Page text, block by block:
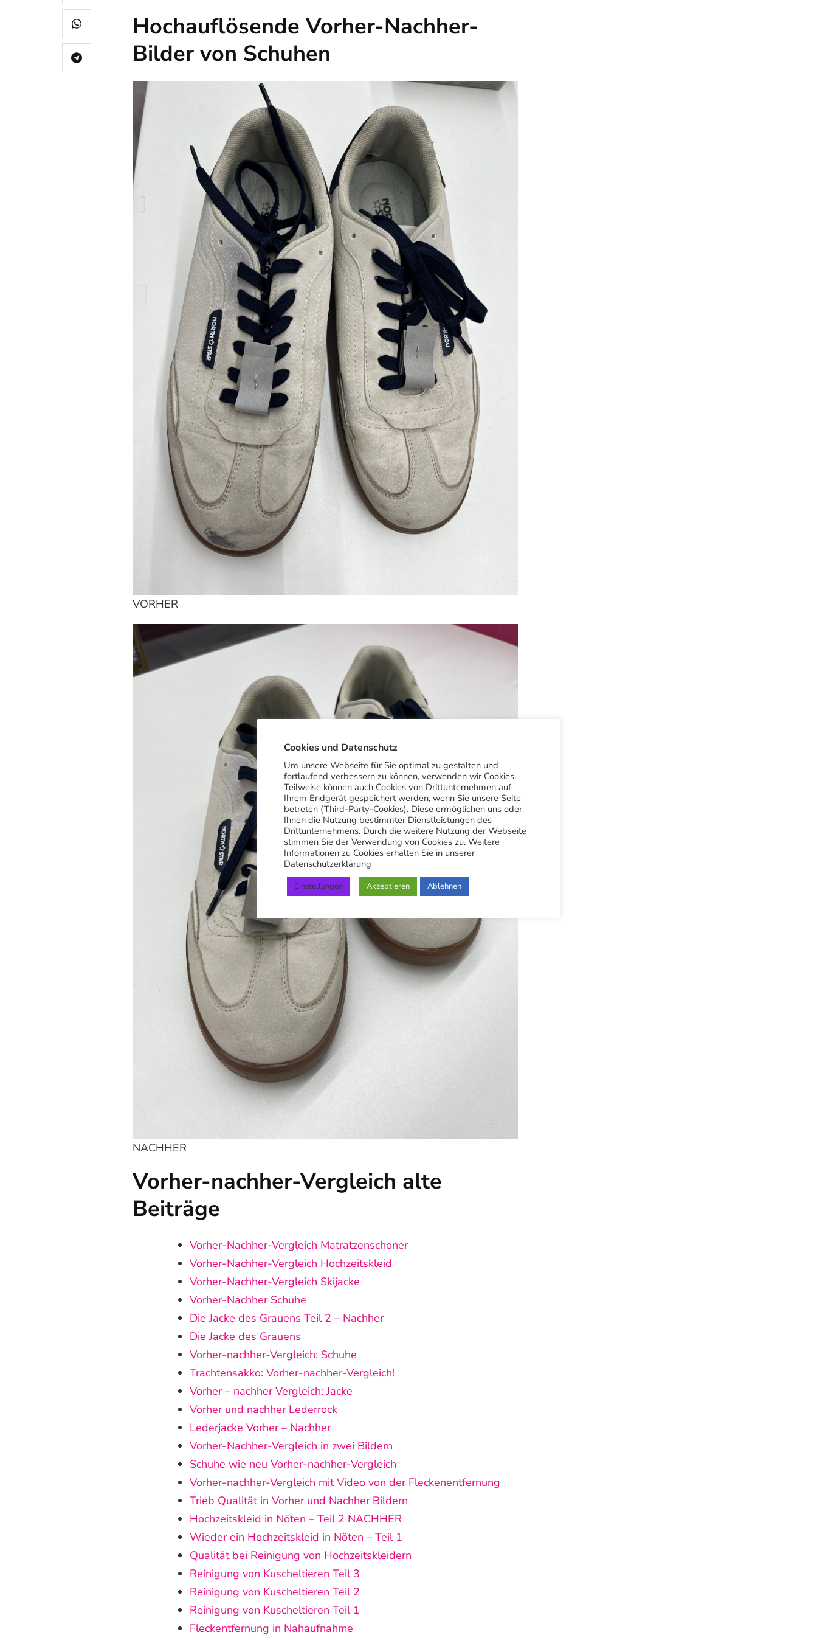
Hochauflösende Vorher-Nachher-
Bilder von Schuhen
VORHER
NACHHER
Vorher-nachher-Vergleich alte
Beiträge
Vorher‑Nachher‑Vergleich Matratzenschoner
Vorher-Nachher-Vergleich Hochzeitskleid
Vorher-Nachher-Vergleich Skijacke
Vorher-Nachher Schuhe
Die Jacke des Grauens Teil 2 – Nachher
Die Jacke des Grauens
Vorher-nachher-Vergleich: Schuhe
Trachtensakko: Vorher-nachher-Vergleich!
Vorher – nachher Vergleich: Jacke
Vorher und nachher Lederrock
Lederjacke Vorher – Nachher
Vorher-Nachher-Vergleich in zwei Bildern
Schuhe wie neu Vorher-nachher-Vergleich
Vorher-nachher-Vergleich mit Video von der Fleckenentfernung
Trieb Qualität in Vorher und Nachher Bildern
Hochzeitskleid in Nöten – Teil 2 NACHHER
Wieder ein Hochzeitskleid in Nöten – Teil 1
Qualität bei Reinigung von Hochzeitskleidern
Reinigung von Kuscheltieren Teil 3
Reinigung von Kuscheltieren Teil 2
Reinigung von Kuscheltieren Teil 1
Fleckentfernung in Nahaufnahme
Cookies und Datenschutz
Um unsere Webseite für Sie optimal zu gestalten und
fortlaufend verbessern zu können, verwenden wir Cookies.
Teilweise können auch Cookies von Drittunternehmen auf
Ihrem Endgerät gespeichert werden, wenn Sie unsere Seite
betreten (Third-Party-Cookies). Diese ermöglichen uns oder
Ihnen die Nutzung bestimmter Dienstleistungen des
Drittunternehmens. Durch die weitere Nutzung der Webseite
stimmen Sie der Verwendung von Cookies zu. Weitere
Informationen zu Cookies erhalten Sie in unserer
Datenschutzerklärung
Einstellungen Akzeptieren Ablehnen